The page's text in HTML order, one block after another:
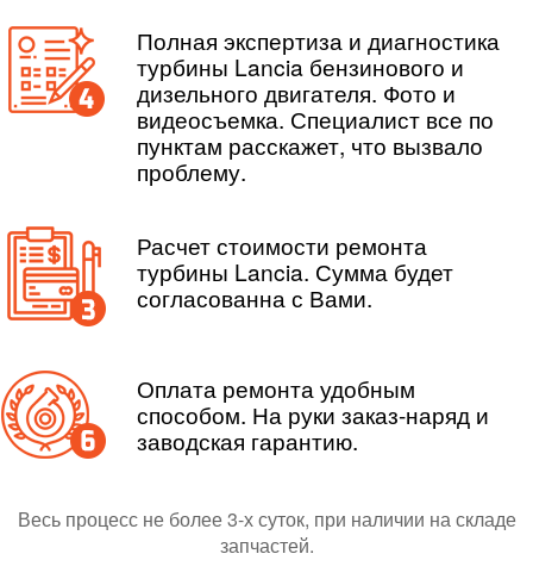
Полная экспертиза и диагностика
турбины Lancia бензинового и
дизельного двигателя. Фото и
видеосъемка. Специалист все по
пунктам расскажет, что вызвало
проблему.
Расчет стоимости ремонта
турбины Lancia. Сумма будет
согласованна с Вами.
Оплата ремонта удобным
способом. На руки заказ-наряд и
заводская гарантию.
Весь процесс не более 3-х суток, при наличии на складе
запчастей.